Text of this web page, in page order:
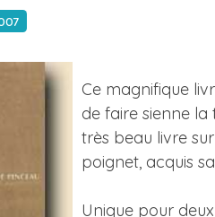
Ce magnifique
de faire sienne
très beau livre
poignet, acquis
Unique pour